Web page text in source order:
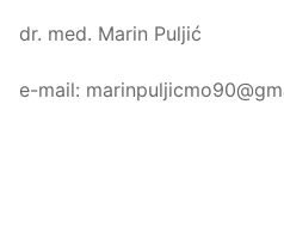
dr. med. Marin Puljić
e-mail: